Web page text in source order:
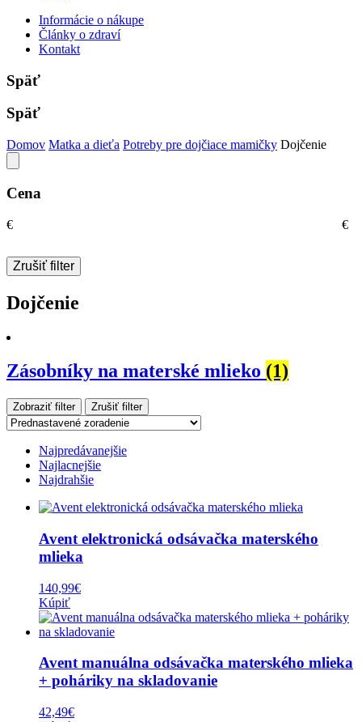
Informácie o nákupe
Články o zdraví
Kontakt
Späť
Späť
Domov Matka a dieťa Potreby pre dojčiace mamičky Dojčenie
Cena
€ €
Zrušiť filter
Dojčenie
Zásobníky na materské mlieko (1)
Zobraziť filter Zrušiť filter
Najpredávanejšie
Najlacnejšie
Najdrahšie
Avent elektronická odsávačka materského
mlieka
140,99€
Kúpiť
Avent manuálna odsávačka materského mlieka
+ poháriky na skladovanie
42,49€